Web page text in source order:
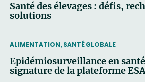
Santé des élevages : défis,
solutions
THEMATIC
ALIMENTATION, SANTÉ GLOBALE
Epidémiosurveillance en
signature de la plateforme ESA